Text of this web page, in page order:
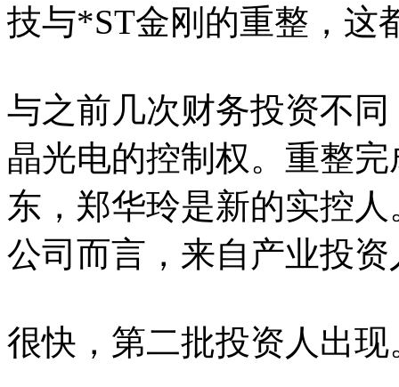
技与*ST金刚的重整，这
与之前几次财务投资不
晶光电的控制权。重整
东，郑华玲是新的实控
公司而言，来自产业投
很快，第二批投资人出